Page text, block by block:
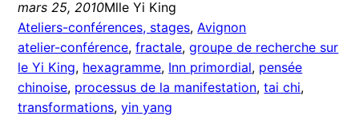
mars 25, 2010Mlle Yi King
Ateliers-conférences, stages, Avignon
atelier-conférence, fractale, groupe de recherche sur
le Yi King, hexagramme, Inn primordial, pensée
chinoise, processus de la manifestation, tai chi
transformations, yin yang